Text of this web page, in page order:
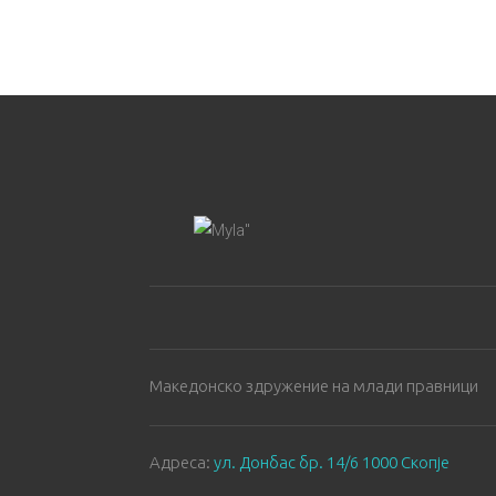
Македонско здружение на млади правници
Aдреса: ул. Донбас бр. 14/6 1000 Скопје